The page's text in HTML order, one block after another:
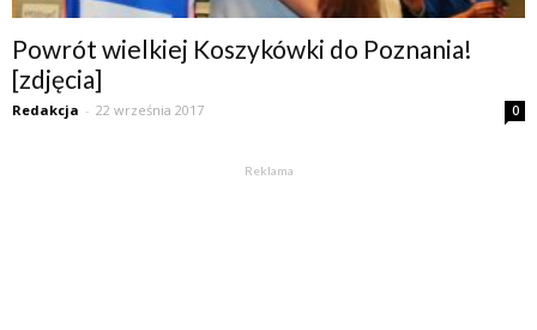
Powrót wielkiej Koszykówki do Poznania!
[zdjęcia]
Redakcja - 22 września 2017 0
Reklama